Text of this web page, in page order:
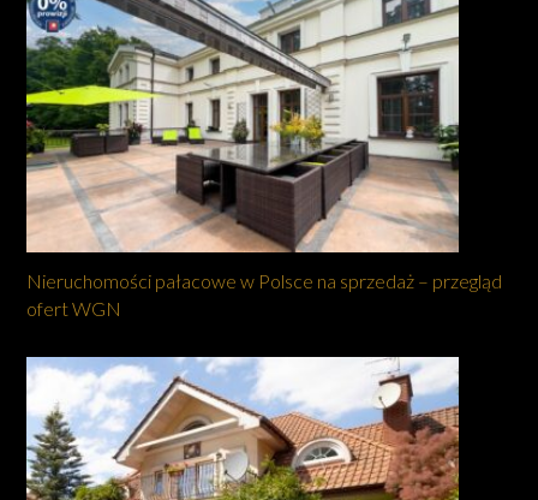
Nieruchomości pałacowe w Polsce na sprzedaż – przegląd
ofert WGN